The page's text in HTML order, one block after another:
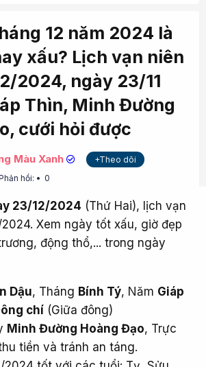
12 năm 2024 là
xấu? Lịch vạn niên
2024, ngày 23/11
Thìn, Minh Đường
cưới hỏi được
Màu Xanh
+Theo dõi
hồi: 0
23/12/2024 (Thứ Hai), lịch vạn
Xem ngày tốt xấu, giờ đẹp
động thổ,... trong ngày
Dậu, Tháng Bính Tý, Năm Giáp
chí (Giữa đông)
Minh Đường Hoàng Đạo, Trực
tiền và tránh an táng.